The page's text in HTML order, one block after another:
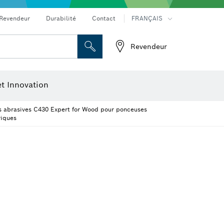
Revendeur Durabilité Contact FRANÇAIS
Revendeur
Innovation
abrasives C430 Expert for Wood pour ponceuses